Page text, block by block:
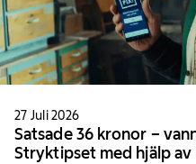
27 Juli 2026
Satsade 36 kronor –
Stryktipset med hjälp av